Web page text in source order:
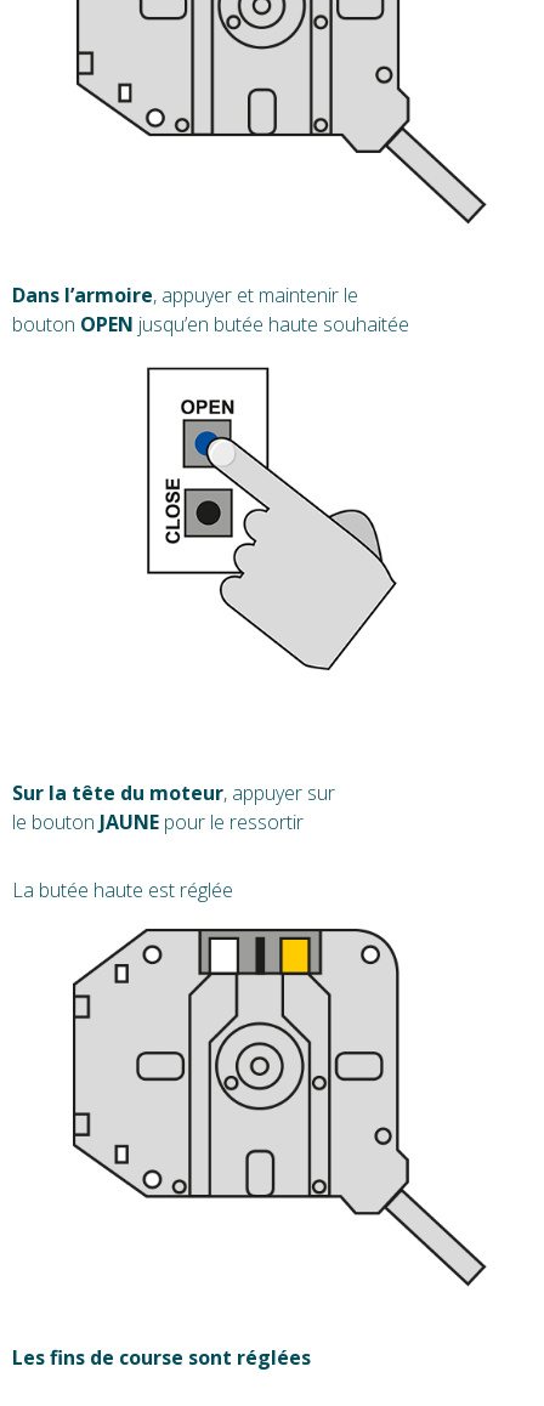
Dans l’armoire, appuyer et maintenir le
bouton OPEN jusqu’en butée haute souhaitée
Sur la tête du moteur, appuyer sur
le bouton JAUNE pour le ressortir
La butée haute est réglée
Les fins de course sont réglées